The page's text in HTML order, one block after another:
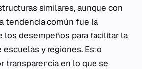
similares, aunque con
tendencia común fue la
los desempeños para facilitar la
escuelas y regiones. Esto
transparencia en lo que se